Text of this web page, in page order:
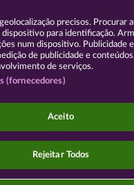
pedido de
social destinam-se
e não têm
dinheiro real.
Whow Games GmbH
precisos. Procurar
para identificação.
num dispositivo. Publicidade
de publicidade e
de serviços.
(fornecedores)
Aceito
Rejeitar Todos